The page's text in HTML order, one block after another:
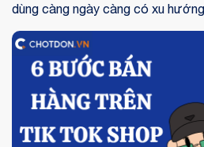
dùng càng ngày càng có xu
ấy, Zalo là một nền tảng mạng
yêu thích. Chính vì vậy nhiều chủ
Zalo để kinh doanh nhưng vẫn
cách đăng bán hàng trên Zalo
cùng Chốt đơn giải đáp những